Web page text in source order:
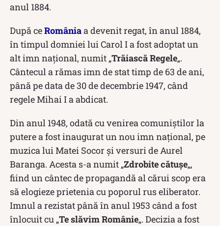
anul 1884.
După ceRomâniaa devenit regat, în anul 1884,
în timpul domniei lui Carol I a fost adoptat un
alt imn național, numit „Trăiască Regele„.
Cântecul a rămas imn de stat timp de 63 de ani,
până pe data de 30 de decembrie 1947, când
regele Mihai I a abdicat.
Din anul 1948, odată cu venirea comuniștilor la
putere a fost inaugurat un nou imn național, pe
muzica lui Matei Socor şi versuri de Aurel
Baranga. Acesta s-a numit „Zdrobite cătuşe„,
fiind un cântec de propagandă al cărui scop era
să elogieze prietenia cu poporul rus eliberator.
Imnul a rezistat până în anul 1953 când a fost
înlocuit cu „Te slăvim Românie„. Decizia a fost